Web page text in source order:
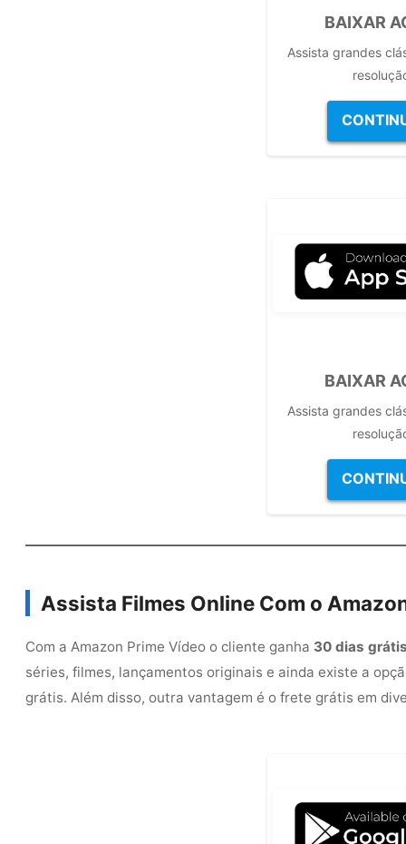
BAIXAR
Assista grandes
BAIXAR
Assista grandes
Assista Filmes Online Com o
Com a Amazon Prime Vídeo o cliente ganha 30 dias
séries, filmes, lançamentos originais e ainda existe a
grátis. Além disso, outra vantagem é o frete grátis em